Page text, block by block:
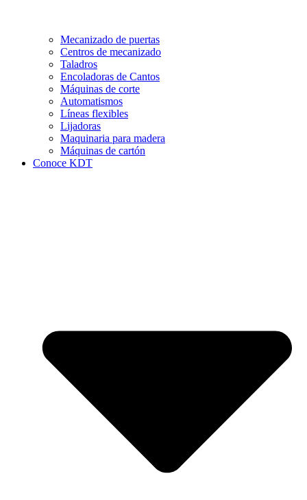
Mecanizado de puertas
Centros de mecanizado
Taladros
Encoladoras de Cantos
Máquinas de corte
Automatismos
Líneas flexibles
Lijadoras
Maquinaria para madera
Máquinas de cartón
Conoce KDT